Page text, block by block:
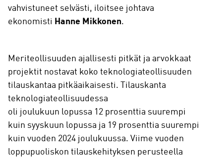
vahvistuneet selvästi, iloitsee johtava
ekonomisti Hanne Mikkonen.
Meriteollisuuden ajallisesti pitkät ja arvokkaat
projektit nostavat koko teknologiateollisuuden
tilauskantaa pitkäaikaisesti. Tilauskanta
teknologiateollisuudessa
oli joulukuun lopussa 12 prosenttia suurempi
kuin syyskuun lopussa ja 19 prosenttia suurempi
kuin vuoden 2024 joulukuussa. Viime vuoden
loppupuoliskon tilauskehityksen perusteella